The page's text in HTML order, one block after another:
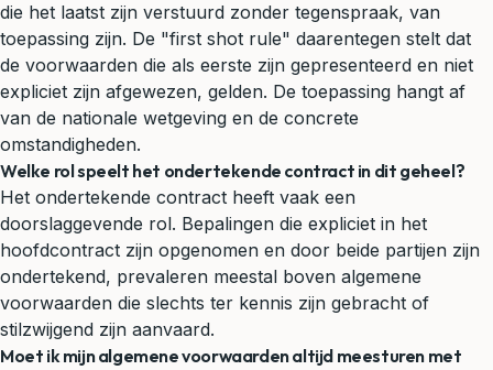
die het laatst zijn verstuurd zonder tegenspraak, van
toepassing zijn. De "first shot rule" daarentegen stelt dat
de voorwaarden die als eerste zijn gepresenteerd en niet
expliciet zijn afgewezen, gelden. De toepassing hangt af
van de nationale wetgeving en de concrete
omstandigheden.
Welke rol speelt het ondertekende contract in dit geheel?
Het ondertekende contract heeft vaak een
doorslaggevende rol. Bepalingen die expliciet in het
hoofdcontract zijn opgenomen en door beide partijen zijn
ondertekend, prevaleren meestal boven algemene
voorwaarden die slechts ter kennis zijn gebracht of
stilzwijgend zijn aanvaard.
Moet ik mijn algemene voorwaarden altijd meesturen met